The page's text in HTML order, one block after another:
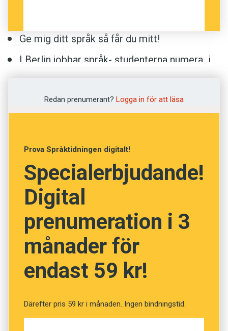
Ge mig ditt språk så får du mitt!
I Berlin jobbar språk- studenterna numera i
tandemtakt
Nejro och långschal: folkliga namn på pengar
Eat my shorts! Så fungerar populärkulturen
Redan prenumerant? Logga in för att läsa
Prova Språktidningen digitalt!
Specialerbjudande!
Digital
prenumeration i 3
månader för
endast 59 kr!
Därefter pris 59 kr i månaden. Ingen bindningstid.